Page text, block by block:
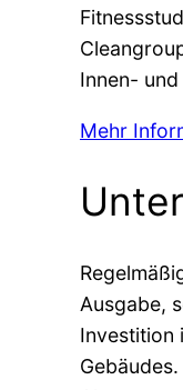
Innen-
Mehr
Ausgabe,
Investition